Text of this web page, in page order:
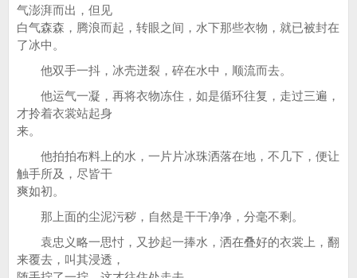
气澎湃而出，但见
白气森森，腾浪而起，转眼之间，水下那些衣物，就已被封在
了冰中。
他双手一抖，冰壳迸裂，碎在水中，顺流而去。
他运气一凝，再将衣物冻住，如是循环往复，走过三遍，
才拎着衣裳站起身
来。
他拍拍布料上的水，一片片冰珠洒落在地，不几下，便让
触手所及，尽皆干
爽如初。
那上面的尘泥污秽，自然是干干净净，分毫不剩。
袁忠义略一思忖，又抄起一捧水，洒在叠好的衣裳上，翻
来覆去，叫其浸透，